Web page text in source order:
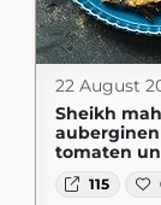
22 August
Sheikh
tomaten
115